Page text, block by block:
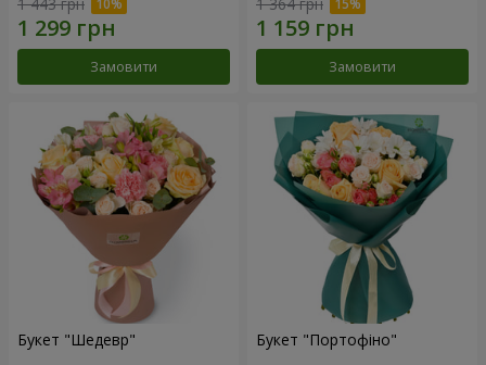
Замовити Замовити
Букет "Шедевр" Букет "Портофіно"